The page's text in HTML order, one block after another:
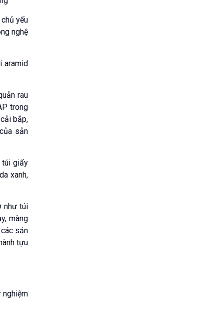
yếu
nghệ
aramid
rau
trong
bắp,
sản
túi giấy
xanh,
như túi
màng
sản
tựu